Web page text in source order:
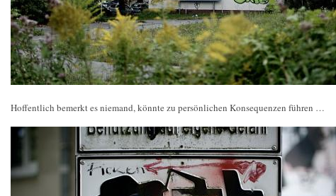
Hoffentlich bemerkt es niemand, könnte zu persönlichen Konsequenzen führen …